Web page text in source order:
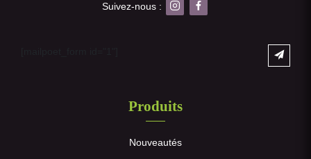
Suivez-nous :
Produits
Nouveautés